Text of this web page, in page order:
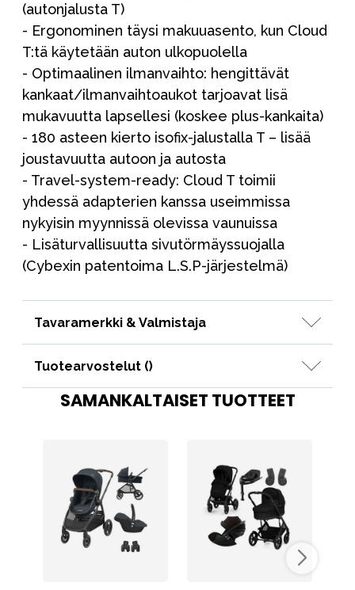
(autonjalusta T)
- Ergonominen täysi makuuasento, kun Cloud
T:tä käytetään auton ulkopuolella
- Optimaalinen ilmanvaihto: hengittävät
kankaat/ilmanvaihtoaukot tarjoavat lisä
mukavuutta lapsellesi (koskee plus-kankaita)
- 180 asteen kierto isofix-jalustalla T – lisää
joustavuutta autoon ja autosta
- Travel-system-ready: Cloud T toimii
yhdessä adapterien kanssa useimmissa
nykyisin myynnissä olevissa vaunuissa
- Lisäturvallisuutta sivutörmäyssuojalla
(Cybexin patentoima L.S.P-järjestelmä)
Tavaramerkki & Valmistaja
Tuotearvostelut ()
SAMANKALTAISET TUOTTEET